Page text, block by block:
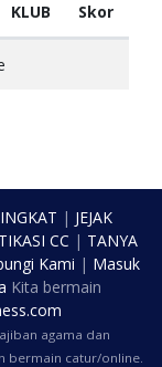
KLUB Skor
| JEJAK
CC | TANYA
Kami | Masuk
Kita bermain
agama dan
bermain catur/online.